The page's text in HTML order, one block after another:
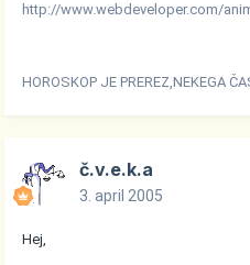
http://www.webdeveloper.com/
HOROSKOP JE PREREZ,NEKEGA
č.v.e.k.a
3. april 2005
Hej,